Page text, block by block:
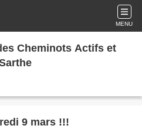
MENU
Cheminots Actifs et
9 mars !!!